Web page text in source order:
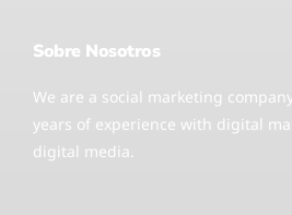
Sobre Nosotros
We are a social marketing
years of experience with digital
digital media.